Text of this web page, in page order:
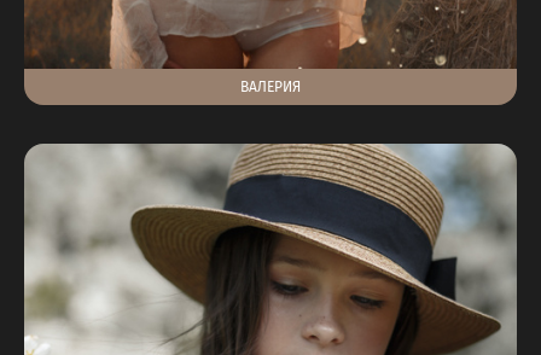
ВАЛЕРИЯ